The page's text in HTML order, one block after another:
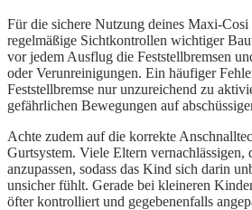
Für die sichere Nutzung deines Maxi-
regelmäßige Sichtkontrollen wichtiger
vor jedem Ausflug die Feststellbremsen
oder Verunreinigungen. Ein häufiger
Feststellbremse nur unzureichend zu
gefährlichen Bewegungen auf
Achte zudem auf die korrekte
Gurtsystem. Viele Eltern vernachlässigen,
anzupassen, sodass das Kind sich darin
unsicher fühlt. Gerade bei kleineren
öfter kontrolliert und gegebenenfalls